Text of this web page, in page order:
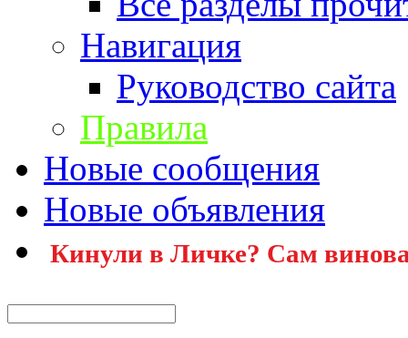
Навигация
Руководство сайта
Правила
Новые сообщения
Новые объявления
Кинули в Личке? Сам